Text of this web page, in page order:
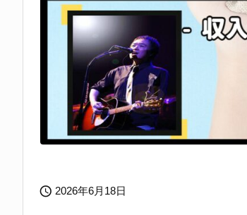
 2026年6月18日